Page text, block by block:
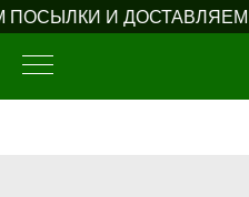
И ДОСТАВЛЯЕМ